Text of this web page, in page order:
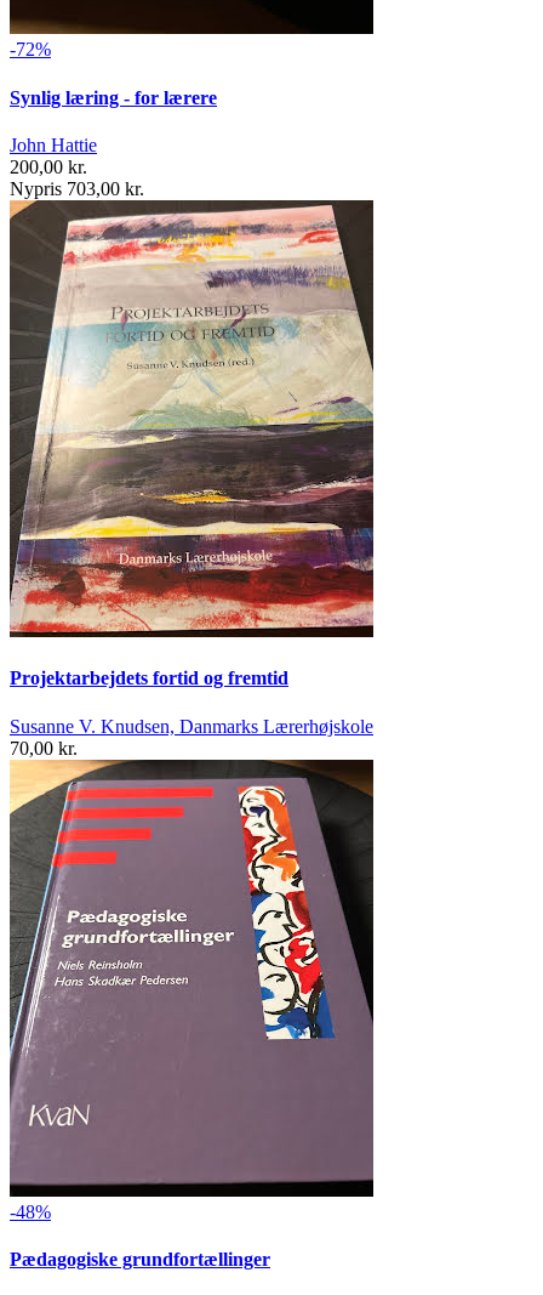
-72%
Synlig læring - for lærere
John Hattie
200,00 kr.
Nypris 703,00 kr.
Projektarbejdets fortid og fremtid
Susanne V. Knudsen, Danmarks Lærerhøjskole
70,00 kr.
-48%
Pædagogiske grundfortællinger